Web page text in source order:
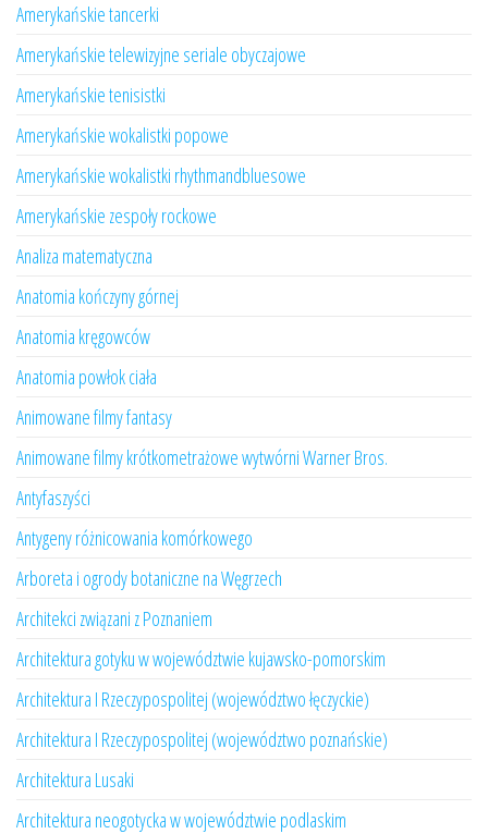
Amerykańskie tancerki
Amerykańskie telewizyjne seriale obyczajowe
Amerykańskie tenisistki
Amerykańskie wokalistki popowe
Amerykańskie wokalistki rhythmandbluesowe
Amerykańskie zespoły rockowe
Analiza matematyczna
Anatomia kończyny górnej
Anatomia kręgowców
Anatomia powłok ciała
Animowane filmy fantasy
Animowane filmy krótkometrażowe wytwórni Warner Bros.
Antyfaszyści
Antygeny różnicowania komórkowego
Arboreta i ogrody botaniczne na Węgrzech
Architekci związani z Poznaniem
Architektura gotyku w województwie kujawsko-pomorskim
Architektura I Rzeczypospolitej (województwo łęczyckie)
Architektura I Rzeczypospolitej (województwo poznańskie)
Architektura Lusaki
Architektura neogotycka w województwie podlaskim